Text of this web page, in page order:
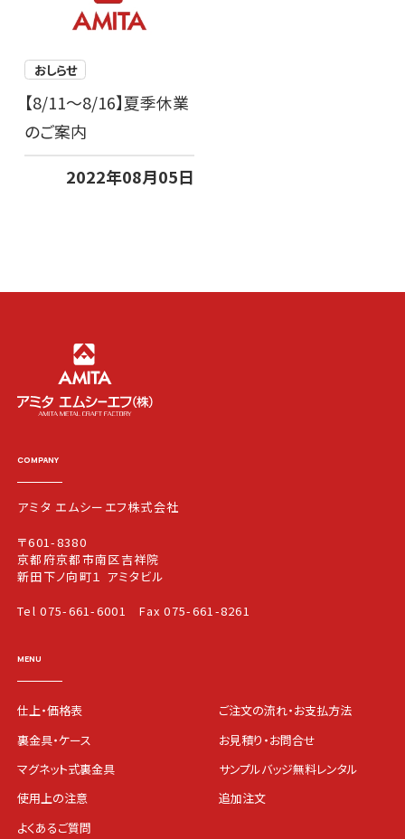
おしらせ
【8/11～8/16】夏季休業
のご案内
2022年08月05日
COMPANY
アミタ エムシーエフ株式会社
〒601-8380
京都府京都市南区吉祥院
新田下ノ向町１ アミタビル
Tel 075-661-6001Fax 075-661-8261
MENU
仕上・価格表
裏金具・ケース
マグネット式裏金具
使用上の注意
よくあるご質問
ご注文の流れ・お支払方法
お見積り・お問合せ
サンプルバッジ無料レンタル
追加注文